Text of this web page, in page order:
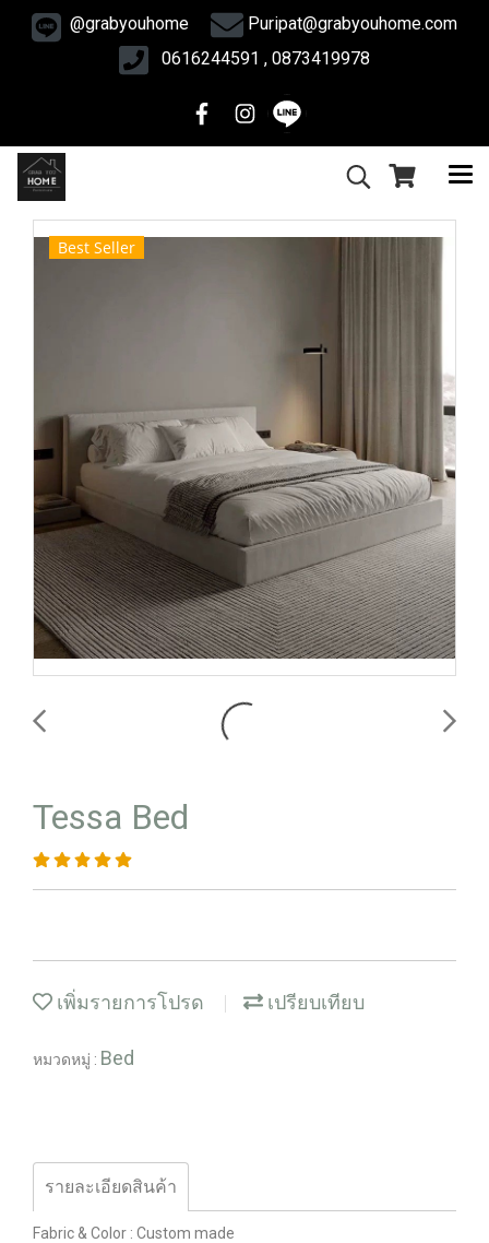
@grabyouhome
Puripat@grabyouhome.com
0616244591 , 0873419978
Best Seller
Tessa Bed
เพิ่มรายการโปรด เปรียบเทียบ
หมวดหมู่ : Bed
รายละเอียดสินค้า
Fabric & Color : Custom made